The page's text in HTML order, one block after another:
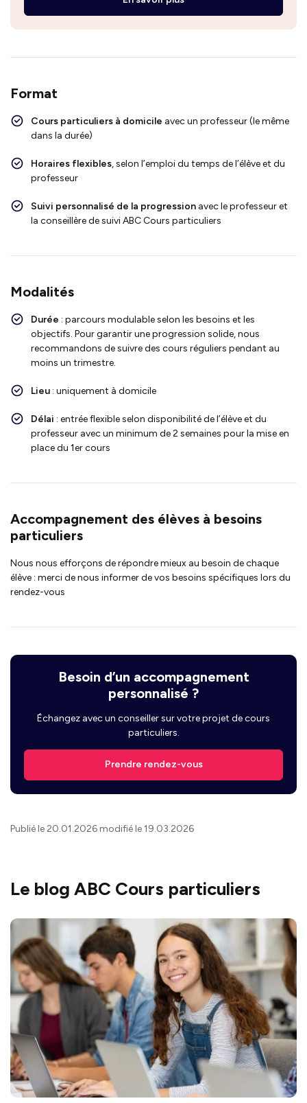
Format
Cours particuliers à domicile avec un professeur (le même
dans la durée)
Horaires flexibles, selon l’emploi du temps de l’élève et du
professeur
Suivi personnalisé de la progression avec le professeur et
la conseillère de suivi ABC Cours particuliers
Modalités
Durée : parcours modulable selon les besoins et les
objectifs. Pour garantir une progression solide, nous
recommandons de suivre des cours réguliers pendant au
moins un trimestre.
Lieu : uniquement à domicile
Délai : entrée flexible selon disponibilité de l’élève et du
professeur avec un minimum de 2 semaines pour la mise en
place du 1er cours
Accompagnement des élèves à besoins
particuliers
Nous nous efforçons de répondre mieux au besoin de chaque
élève : merci de nous informer de vos besoins spécifiques lors du
rendez-vous
Besoin d’un accompagnement
personnalisé ?
Échangez avec un conseiller sur votre projet de cours
particuliers.
Prendre rendez-vous
Publié le 20.01.2026 modifié le 19.03.2026
Le blog ABC Cours particuliers